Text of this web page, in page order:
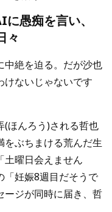
愚痴を言い、
々
中絶を迫る。だが沙也
けないじゃないです
(ほんろう)される哲也
をぶちまける荒んだ生
土曜日会えません
「妊娠8週目だそうで
ージが同時に届き、哲